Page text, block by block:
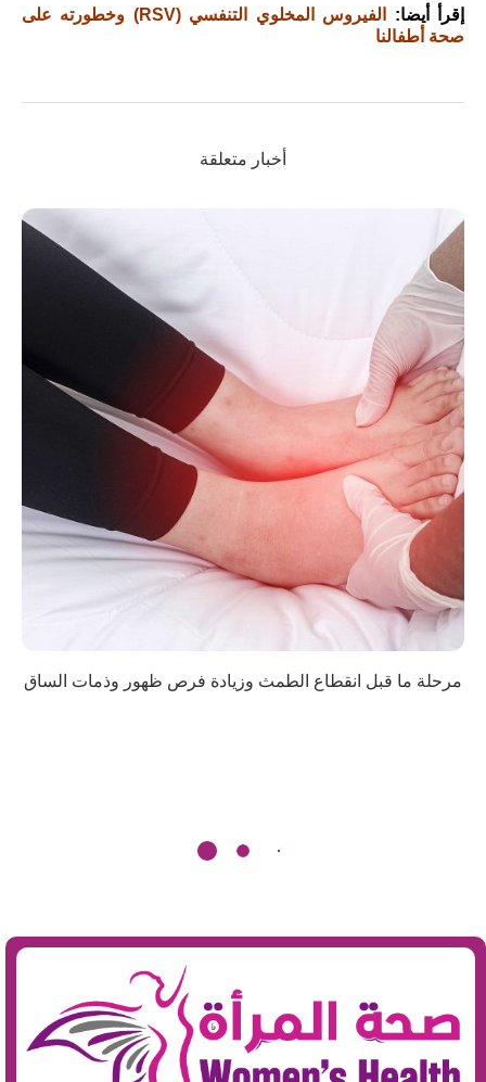
إقرأ أيضا:
الفيروس المخلوي التنفسي (RSV) وخطورته على
صحة أطفالنا
أخبار متعلقة
مرحلة ما قبل انقطاع الطمث وزيادة فرص ظهور وذمات الساق